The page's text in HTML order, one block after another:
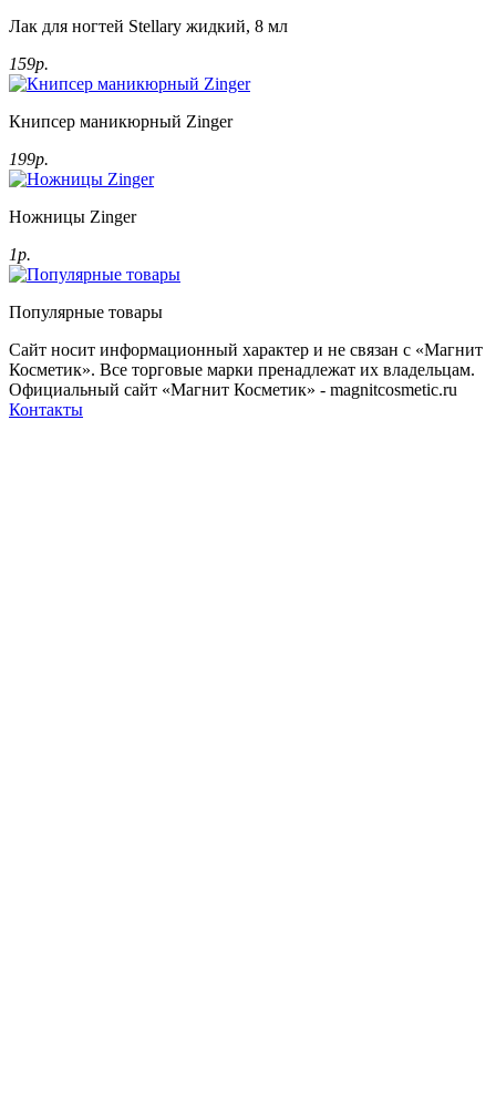
Лак для ногтей Stellary жидкий, 8 мл
159р.
Книпсер маникюрный Zinger
199р.
Ножницы Zinger
1р.
Популярные товары
Сайт носит информационный характер и не связан с «Магнит
Косметик». Все торговые марки пренадлежат их владельцам.
Официальный сайт «Магнит Косметик» - magnitcosmetic.ru
Контакты